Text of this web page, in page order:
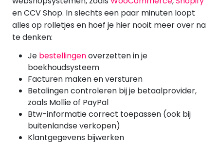
en CCV Shop. In slechts een paar minuten loopt
alles op rolletjes en hoef je hier nooit meer over na
te denken:
Je bestellingenoverzetten in je
boekhoudsysteem
Facturen maken en versturen
Betalingen controleren bij je betaalprovider,
zoals Mollie of PayPal
Btw-informatie correct toepassen (ook bij
buitenlandse verkopen)
Klantgegevens bijwerken